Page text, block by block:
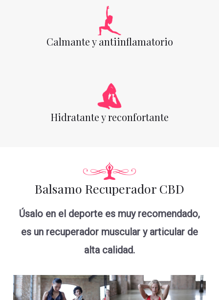
Calmante y antiinflamatorio
Hidratante y reconfortante
Balsamo Recuperador CBD
Úsalo en el deporte es muy recomendado,
es un recuperador muscular y articular de
alta calidad.